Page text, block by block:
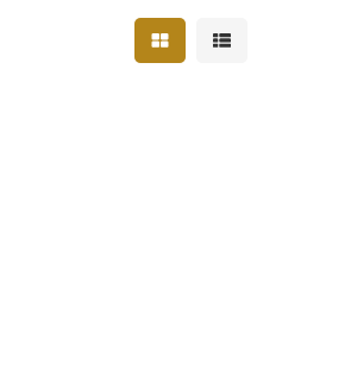
Mostrar resultados em
Mostrar